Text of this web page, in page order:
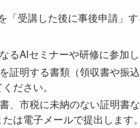
「受講した後に事後申請」す
るAIセミナーや研修に参加し
証明する書類（領収書や振
ださい。
、市税に未納のない証明書
は電子メールで提出します。